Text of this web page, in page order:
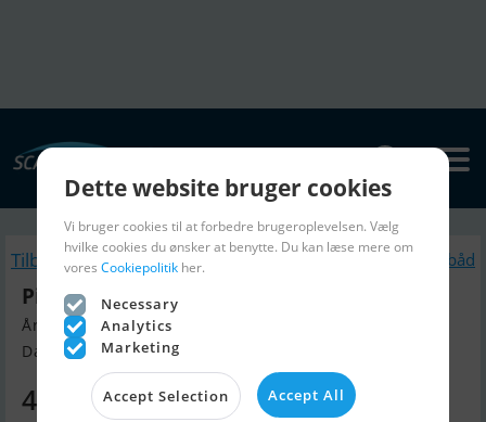
Tilbage Lignende Motorbåd
Pioner Trio
Årgang 2026, Motorbåd til salg
Danmark
47.600 DKK
Dette website bruger cookies
Vi bruger cookies til at forbedre brugeroplevelsen. Vælg
hvilke cookies du ønsker at benytte. Du kan læse mere om
vores Cookiepolitik her.
Necessary
Analytics
Marketing
Accept Selection Accept All